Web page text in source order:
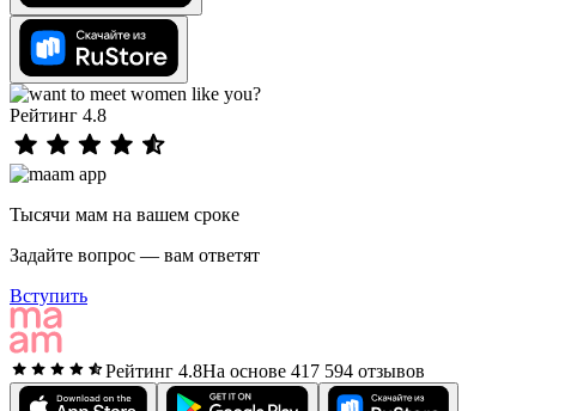
Рейтинг 4.8
Тысячи мам на вашем сроке
Задайте вопрос — вам ответят
Вступить
Рейтинг 4.8На основе 417 594 отзывов